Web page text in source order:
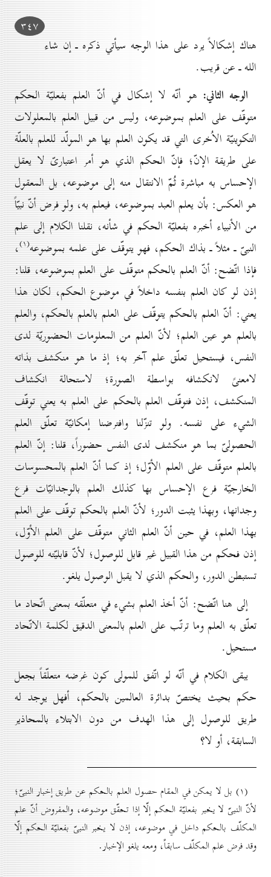
۳٤۷
هناك إشكالاً يرد على هذا الوجه سيأتي ذكره ـ إن شاء
الله ـ عن قريب.
الوجه الثاني: هو أنّه لا إشكال في أنّ العلم بفعليّة الحكم
متوقّف على العلم بموضوعه، وليس من قبيل العلم بالمعلولات
التكوينيّة الاُخرى التي قد يكون العلم بها هو المولّد للعلم بالعلّة
على طريقة الإنّ؛ فإنّ الحكم الذي هو أمر اعتبارىّ لا يعقل
الإحساس به مباشرة ثُمّ الانتقال منه إلى موضوعه، بل المعقول
هو العكس: بأن يعلم العبد بموضوعه، فيعلم به، ولو فرض أنّ نبيّاً
من الأنبياء أخبره بفعليّة الحكم في شأنه، نقلنا الكلام إلى علم
النبىّ ـ مثلاً ـ بذاك الحكم، فهو يتوقّف على علمه بموضوعه(۱) ،
فإذا اتّضح: أنّ العلم بالحكم متوقّف على العلم بموضوعه، قلنا:
إذن لو كان العلم بنفسه داخلاً في موضوع الحكم، لكان هذا
يعني: أنّ العلم بالحكم يتوقّف على العلم بالعلم بالحكم، والعلم
بالعلم هو عين العلم؛ لأنّ العلم من المعلومات الحضوريّة لدى
النفس، فيستحيل تعلّق علم آخر به؛ إذ ما هو منكشف بذاته
لامعنىً لانكشافه بواسطة الصورة؛ لاستحالة انكشاف
المنكشف، إذن فتوقّف العلم بالحكم على العلم به يعني توقّف
الشيء على نفسه. ولو تنزّلنا وافترضنا إمكانيّة تعلّق العلم
الحصولىّ بما هو منكشف لدى النفس حضوراً، قلنا: إنّ العلم
بالعلم متوقّف على العلم الأوّل؛ إذ كما أنّ العلم بالمحسوسات
الخارجيّة فرع الإحساس بها كذلك العلم بالوجدانيّات فرع
وجدانها، وبهذا يثبت الدور؛ لأنّ العلم بالحكم توقّف على العلم
بهذا العلم، في حين أنّ العلم الثاني متوقّف على العلم الأوّل،
إذن فحكم من هذا القبيل غير قابل للوصول؛ لأنّ قابليّته للوصول
تستبطن الدور، والحكم الذي لا يقبل الوصول يلغو.
إلى هنا اتّضح: أنّ أخذ العلم بشيء في متعلّقه بمعنى اتّحاد ما
تعلّق به العلم وما ترتّب على العلم بالمعنى الدقيق لكلمة الاتّحاد
مستحيل.
يبقى الكلام في أنّه لو اتّفق للمولى كون غرضه متعلّقاً بجعل
حكم بحيث يختصّ بدائرة العالمين بالحكم، أفهل يوجد له
طريق للوصول إلى هذا الهدف من دون الابتلاء بالمحاذير
السابقة، أو لا؟
(۱) بل لا يمكن في المقام حصول العلم بالحكم عن طريق إخبار النبىّ؛
لأنّ النبىّ لا يخبر بفعليّة الحكم إلّا إذا تحقّق موضوعه، والمفروض أنّ علم
المكلّف بالحكم داخل في موضوعه، إذن لا يخبر النبىّ بفعليّة الحكم إلّا
وقد فرض علم المكلّف سابقاً، ومعه يلغو الإخبار.